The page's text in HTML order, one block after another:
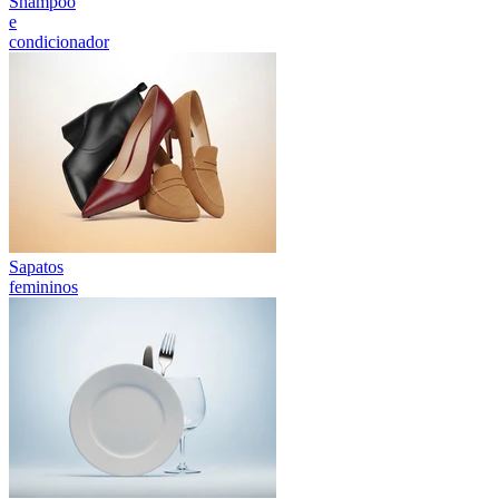
e
condicionador
Sapatos
femininos